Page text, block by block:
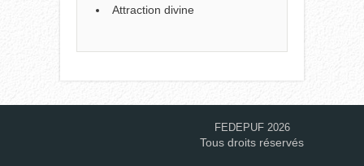
Attraction divine
FEDEPUF 2026
Tous droits réservés